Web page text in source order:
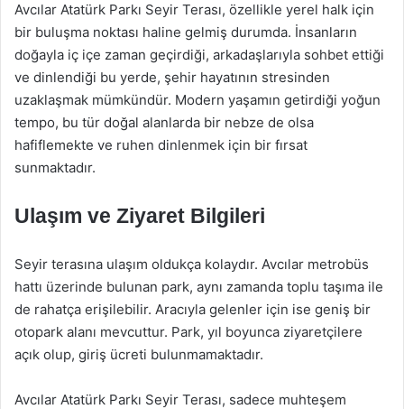
Avcılar Atatürk Parkı Seyir Terası, özellikle yerel halk için
bir buluşma noktası haline gelmiş durumda. İnsanların
doğayla iç içe zaman geçirdiği, arkadaşlarıyla sohbet ettiği
ve dinlendiği bu yerde, şehir hayatının stresinden
uzaklaşmak mümkündür. Modern yaşamın getirdiği yoğun
tempo, bu tür doğal alanlarda bir nebze de olsa
hafiflemekte ve ruhen dinlenmek için bir fırsat
sunmaktadır.
Ulaşım ve Ziyaret Bilgileri
Seyir terasına ulaşım oldukça kolaydır. Avcılar metrobüs
hattı üzerinde bulunan park, aynı zamanda toplu taşıma ile
de rahatça erişilebilir. Aracıyla gelenler için ise geniş bir
otopark alanı mevcuttur. Park, yıl boyunca ziyaretçilere
açık olup, giriş ücreti bulunmamaktadır.
Avcılar Atatürk Parkı Seyir Terası, sadece muhteşem